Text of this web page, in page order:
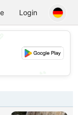
Login